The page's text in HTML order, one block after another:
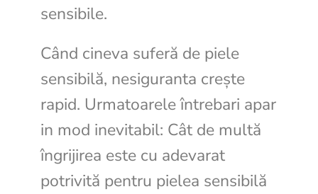
sensibile.
Când cineva suferă de piele
sensibilă, nesiguranta crește
rapid. Urmatoarele întrebari apar
in mod inevitabil: Cât de multă
îngrijirea este cu adevarat
potrivită pentru pielea sensibilă